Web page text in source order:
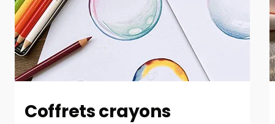
Coffrets crayons